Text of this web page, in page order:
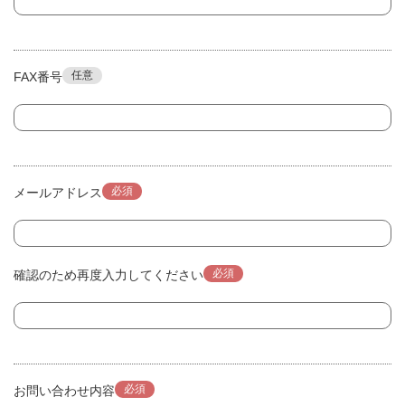
FAX番号 任意
メールアドレス 必須
確認のため再度入力してください 必須
お問い合わせ内容 必須